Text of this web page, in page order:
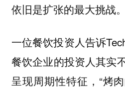
依旧是扩张的最大挑战。
一位餐饮投资人告诉
餐饮企业的投资人其实
呈现周期性特征，“烤